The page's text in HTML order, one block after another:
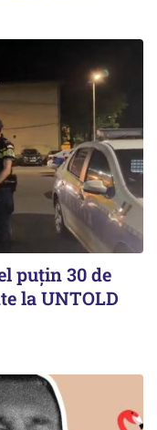
puțin 30 de
la UNTOLD